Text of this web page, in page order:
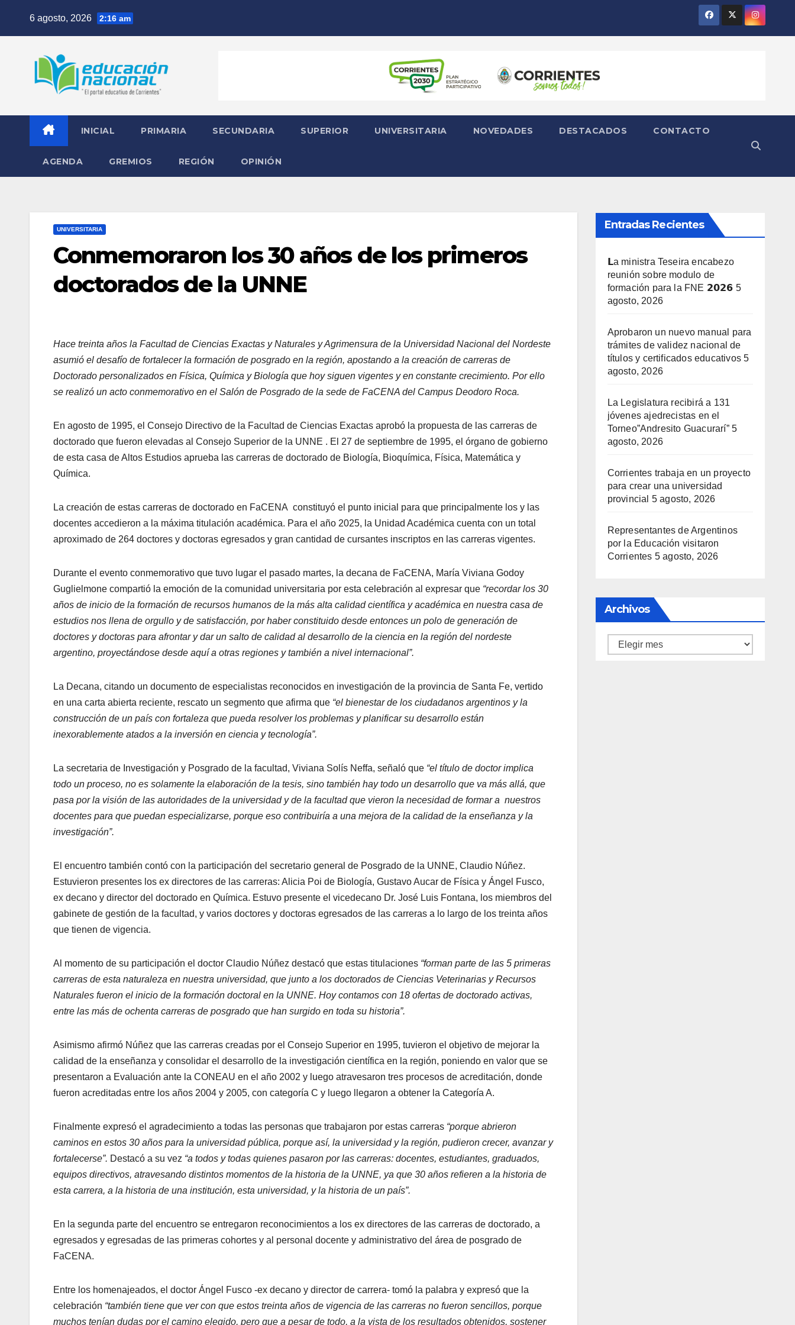
6 agosto, 2026 2:16 am
INICIAL PRIMARIA SECUNDARIA SUPERIOR UNIVERSITARIA NOVEDADES DESTACADOS CONTACTO
AGENDA GREMIOS REGIÓN OPINIÓN
UNIVERSITARIA
Conmemoraron los 30 años de los primeros
doctorados de la UNNE
Hace treinta años la Facultad de Ciencias Exactas y Naturales y Agrimensura de la Universidad Nacional del Nordeste
asumió el desafío de fortalecer la formación de posgrado en la región, apostando a la creación de carreras de
Doctorado personalizados en Física, Química y Biología que hoy siguen vigentes y en constante crecimiento. Por ello
se realizó un acto conmemorativo en el Salón de Posgrado de la sede de FaCENA del Campus Deodoro Roca.
En agosto de 1995, el Consejo Directivo de la Facultad de Ciencias Exactas aprobó la propuesta de las carreras de
doctorado que fueron elevadas al Consejo Superior de la UNNE . El 27 de septiembre de 1995, el órgano de gobierno
de esta casa de Altos Estudios aprueba las carreras de doctorado de Biología, Bioquímica, Física, Matemática y
Química.
La creación de estas carreras de doctorado en FaCENA constituyó el punto inicial para que principalmente los y las
docentes accedieron a la máxima titulación académica. Para el año 2025, la Unidad Académica cuenta con un total
aproximado de 264 doctores y doctoras egresados y gran cantidad de cursantes inscriptos en las carreras vigentes.
Durante el evento conmemorativo que tuvo lugar el pasado martes, la decana de FaCENA, María Viviana Godoy
Guglielmone compartió la emoción de la comunidad universitaria por esta celebración al expresar que “recordar los 30
años de inicio de la formación de recursos humanos de la más alta calidad científica y académica en nuestra casa de
estudios nos llena de orgullo y de satisfacción, por haber constituido desde entonces un polo de generación de
doctores y doctoras para afrontar y dar un salto de calidad al desarrollo de la ciencia en la región del nordeste
argentino, proyectándose desde aquí a otras regiones y también a nivel internacional”.
La Decana, citando un documento de especialistas reconocidos en investigación de la provincia de Santa Fe, vertido
en una carta abierta reciente, rescato un segmento que afirma que “el bienestar de los ciudadanos argentinos y la
construcción de un país con fortaleza que pueda resolver los problemas y planificar su desarrollo están
inexorablemente atados a la inversión en ciencia y tecnología”.
La secretaria de Investigación y Posgrado de la facultad, Viviana Solís Neffa, señaló que “el título de doctor implica
todo un proceso, no es solamente la elaboración de la tesis, sino también hay todo un desarrollo que va más allá, que
pasa por la visión de las autoridades de la universidad y de la facultad que vieron la necesidad de formar a nuestros
docentes para que puedan especializarse, porque eso contribuiría a una mejora de la calidad de la enseñanza y la
investigación”.
El encuentro también contó con la participación del secretario general de Posgrado de la UNNE, Claudio Núñez.
Estuvieron presentes los ex directores de las carreras: Alicia Poi de Biología, Gustavo Aucar de Física y Ángel Fusco,
ex decano y director del doctorado en Química. Estuvo presente el vicedecano Dr. José Luis Fontana, los miembros del
gabinete de gestión de la facultad, y varios doctores y doctoras egresados de las carreras a lo largo de los treinta años
que tienen de vigencia.
Al momento de su participación el doctor Claudio Núñez destacó que estas titulaciones “forman parte de las 5 primeras
carreras de esta naturaleza en nuestra universidad, que junto a los doctorados de Ciencias Veterinarias y Recursos
Naturales fueron el inicio de la formación doctoral en la UNNE. Hoy contamos con 18 ofertas de doctorado activas,
entre las más de ochenta carreras de posgrado que han surgido en toda su historia”.
Asimismo afirmó Núñez que las carreras creadas por el Consejo Superior en 1995, tuvieron el objetivo de mejorar la
calidad de la enseñanza y consolidar el desarrollo de la investigación científica en la región, poniendo en valor que se
presentaron a Evaluación ante la CONEAU en el año 2002 y luego atravesaron tres procesos de acreditación, donde
fueron acreditadas entre los años 2004 y 2005, con categoría C y luego llegaron a obtener la Categoría A.
Finalmente expresó el agradecimiento a todas las personas que trabajaron por estas carreras “porque abrieron
caminos en estos 30 años para la universidad pública, porque así, la universidad y la región, pudieron crecer, avanzar y
fortalecerse”. Destacó a su vez “a todos y todas quienes pasaron por las carreras: docentes, estudiantes, graduados,
equipos directivos, atravesando distintos momentos de la historia de la UNNE, ya que 30 años refieren a la historia de
esta carrera, a la historia de una institución, esta universidad, y la historia de un país”.
En la segunda parte del encuentro se entregaron reconocimientos a los ex directores de las carreras de doctorado, a
egresados y egresadas de las primeras cohortes y al personal docente y administrativo del área de posgrado de
FaCENA.
Entre los homenajeados, el doctor Ángel Fusco -ex decano y director de carrera- tomó la palabra y expresó que la
celebración “también tiene que ver con que estos treinta años de vigencia de las carreras no fueron sencillos, porque
muchos tenían dudas por el camino elegido, pero que a pesar de todo, a la vista de los resultados obtenidos, sostener
Entradas Recientes
𝗟a ministra Teseira encabezo
reunión sobre modulo de
formación para la FNE 𝟮𝟬𝟮𝟲 5
agosto, 2026
Aprobaron un nuevo manual para
trámites de validez nacional de
títulos y certificados educativos 5
agosto, 2026
La Legislatura recibirá a 131
jóvenes ajedrecistas en el
Torneo”Andresito Guacurarí” 5
agosto, 2026
Corrientes trabaja en un proyecto
para crear una universidad
provincial 5 agosto, 2026
Representantes de Argentinos
por la Educación visitaron
Corrientes 5 agosto, 2026
Archivos
Archivos